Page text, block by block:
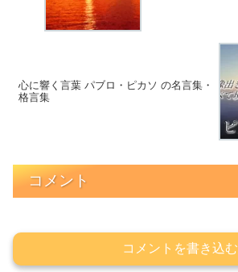
心に響く言葉 パブロ・ピカソ の名言集・
格言集
コメント
コメントを書き込む